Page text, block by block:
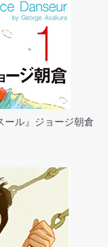
ール』ジョージ朝倉